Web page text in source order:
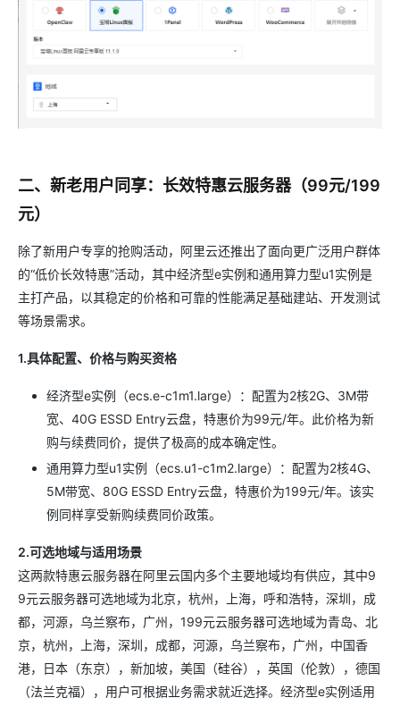
二、新老用户同享：长效特惠云服务器（99元/199
元）
除了新用户专享的抢购活动，阿里云还推出了面向更广泛用户群体
的“低价长效特惠”活动，其中经济型e实例和通用算力型u1实例是
主打产品，以其稳定的价格和可靠的性能满足基础建站、开发测试
等场景需求。
1.具体配置、价格与购买资格
经济型e实例（ecs.e-c1m1.large）：配置为2核2G、3M带
宽、40G ESSD Entry云盘，特惠价为99元/年。此价格为新
购与续费同价，提供了极高的成本确定性。
通用算力型u1实例（ecs.u1-c1m2.large）：配置为2核4G、
5M带宽、80G ESSD Entry云盘，特惠价为199元/年。该实
例同样享受新购续费同价政策。
2.可选地域与适用场景
这两款特惠云服务器在阿里云国内多个主要地域均有供应，其中9
9元云服务器可选地域为北京，杭州，上海，呼和浩特，深圳，成
都，河源，乌兰察布，广州，199元云服务器可选地域为青岛、北
京，杭州，上海，深圳，成都，河源，乌兰察布，广州，中国香
港，日本（东京），新加坡，美国（硅谷），英国（伦敦），德国
（法兰克福），用户可根据业务需求就近选择。经济型e实例适用